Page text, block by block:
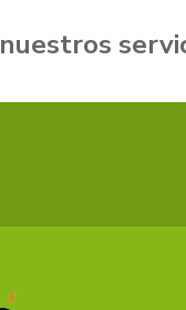
nuestros